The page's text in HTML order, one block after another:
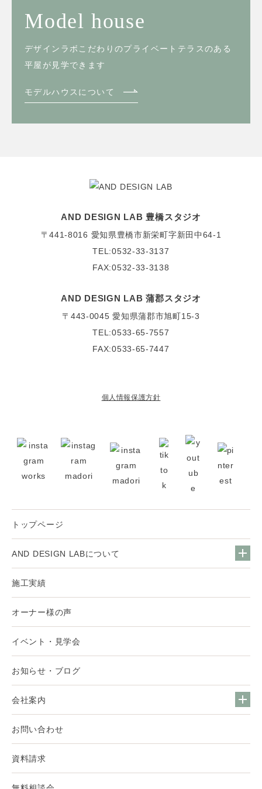
Model house
デザインラボこだわりのプライベートテラスのある
平屋が見学できます
モデルハウスについて
AND DESIGN LAB 豊橋スタジオ
〒441-8016 愛知県豊橋市新栄町字新田中64-1
TEL:0532-33-3137
FAX:0532-33-3138
AND DESIGN LAB 蒲郡スタジオ
〒443-0045 愛知県蒲郡市旭町15-3
TEL:0533-65-7557
FAX:0533-65-7447
個人情報保護方針
トップページ
AND DESIGN LABについて
施工実績
オーナー様の声
イベント・見学会
お知らせ・ブログ
会社案内
お問い合わせ
資料請求